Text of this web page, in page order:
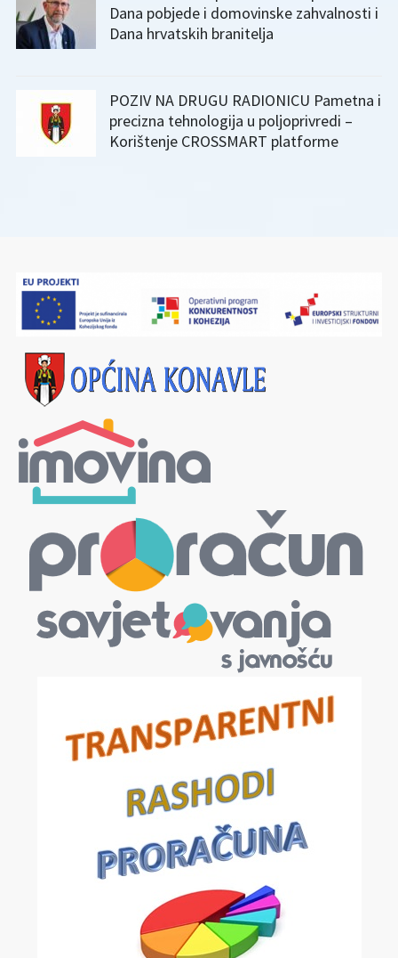
Dana pobjede i domovinske zahvalnosti i
Dana hrvatskih branitelja
POZIV NA DRUGU RADIONICU Pametna i
precizna tehnologija u poljoprivredi –
Korištenje CROSSMART platforme